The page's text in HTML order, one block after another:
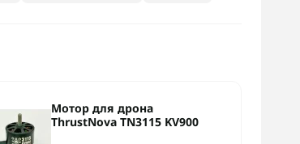
Мотор для дрона
ThrustNova TN3115 KV900